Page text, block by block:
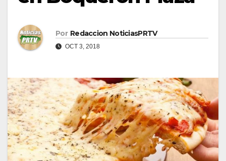
Por Redaccion NoticiasPRTV
OCT 3, 2018